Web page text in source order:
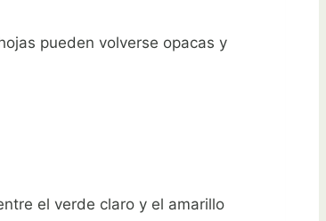
pueden volverse opacas y
el verde claro y el amarillo